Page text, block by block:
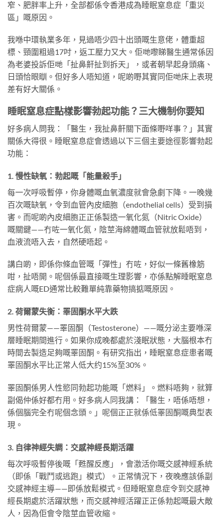
窄、肥胖率上升，全部都係令香港成為睡眠窒息症「重災
區」嘅原因。
我喺中環執業多年，見過唔少四十出頭嘅生意佬，體重超
標、頸圍粗過17吋，返工壓力又大。佢哋嚟睇醫生通常係因
為老婆投訴佢哋「扯鼻鼾扯到拆天」，或者朝早起身頭痛、
日頭恰眼瞓。但好多人唔知道，呢啲嘢其實同佢哋床上表現
差有好大關係。
睡眠窒息症點樣影響勃起功能？三大機制你要知
好多病人問我：「醫生，我扯鼻鼾關下面條嘢咩事？」其實
關係大得很。睡眠窒息症會透過以下三個主要途徑影響勃起
功能：
1. 慢性缺氧：勃起嘅「能量殺手」
每一次呼吸暫停，你身體嘅血氧濃度就會急劇下降。一晚幾
百次嘅缺氧，令到血管內皮細胞（endothelial cells）受到損
害。而呢啲內皮細胞正正係製造一氧化氮（Nitric Oxide）
嘅關鍵——冇咗一氧化氮，陰莖海綿體嘅血管就放鬆唔到，
血液流唔入去，自然硬唔起。
講白啲，即係你條血管嘅「彈性」冇咗，好似一條舊橡筋
咁，扯唔開。呢個係最直接嘅生理影響，亦係點解睡眠窒息
症病人嘅ED通常比較難單純靠藥物搞掂嘅原因。
2. 荷爾蒙失衡：睪固酮水平大跌
男性荷爾蒙——睪固酮（Testosterone）——嘅分泌主要喺深
層睡眠期間進行。如果你成晚都處於淺眠狀態，大腦根本冇
時間去製造足夠嘅睪固酮。有研究指出，睡眠窒息症患者嘅
睪固酮水平比正常人低大约15%至30%。
睪固酮係男人性慾同勃起功能嘅「燃料」。燃料唔夠，就算
副偈仲係好都冇用。好多病人同我講：「醫生，唔係唔想，
係個腦完全冇呢個念頭。」呢個正正就係低睪固酮嘅典型表
現。
3. 自律神經失調：交感神經長期活躍
每次呼吸暫停後嘅「甦醒反應」，會激活你嘅交感神經系統
（即係「戰鬥或逃跑」模式）。正常情況下，夜晚應該係副
交感神經主導——即係放鬆模式。但睡眠窒息症令到交感神
經長期處於活躍狀態，而交感神經活躍正正係勃起嘅最大敵
人，因為佢會令陰莖血管收縮。